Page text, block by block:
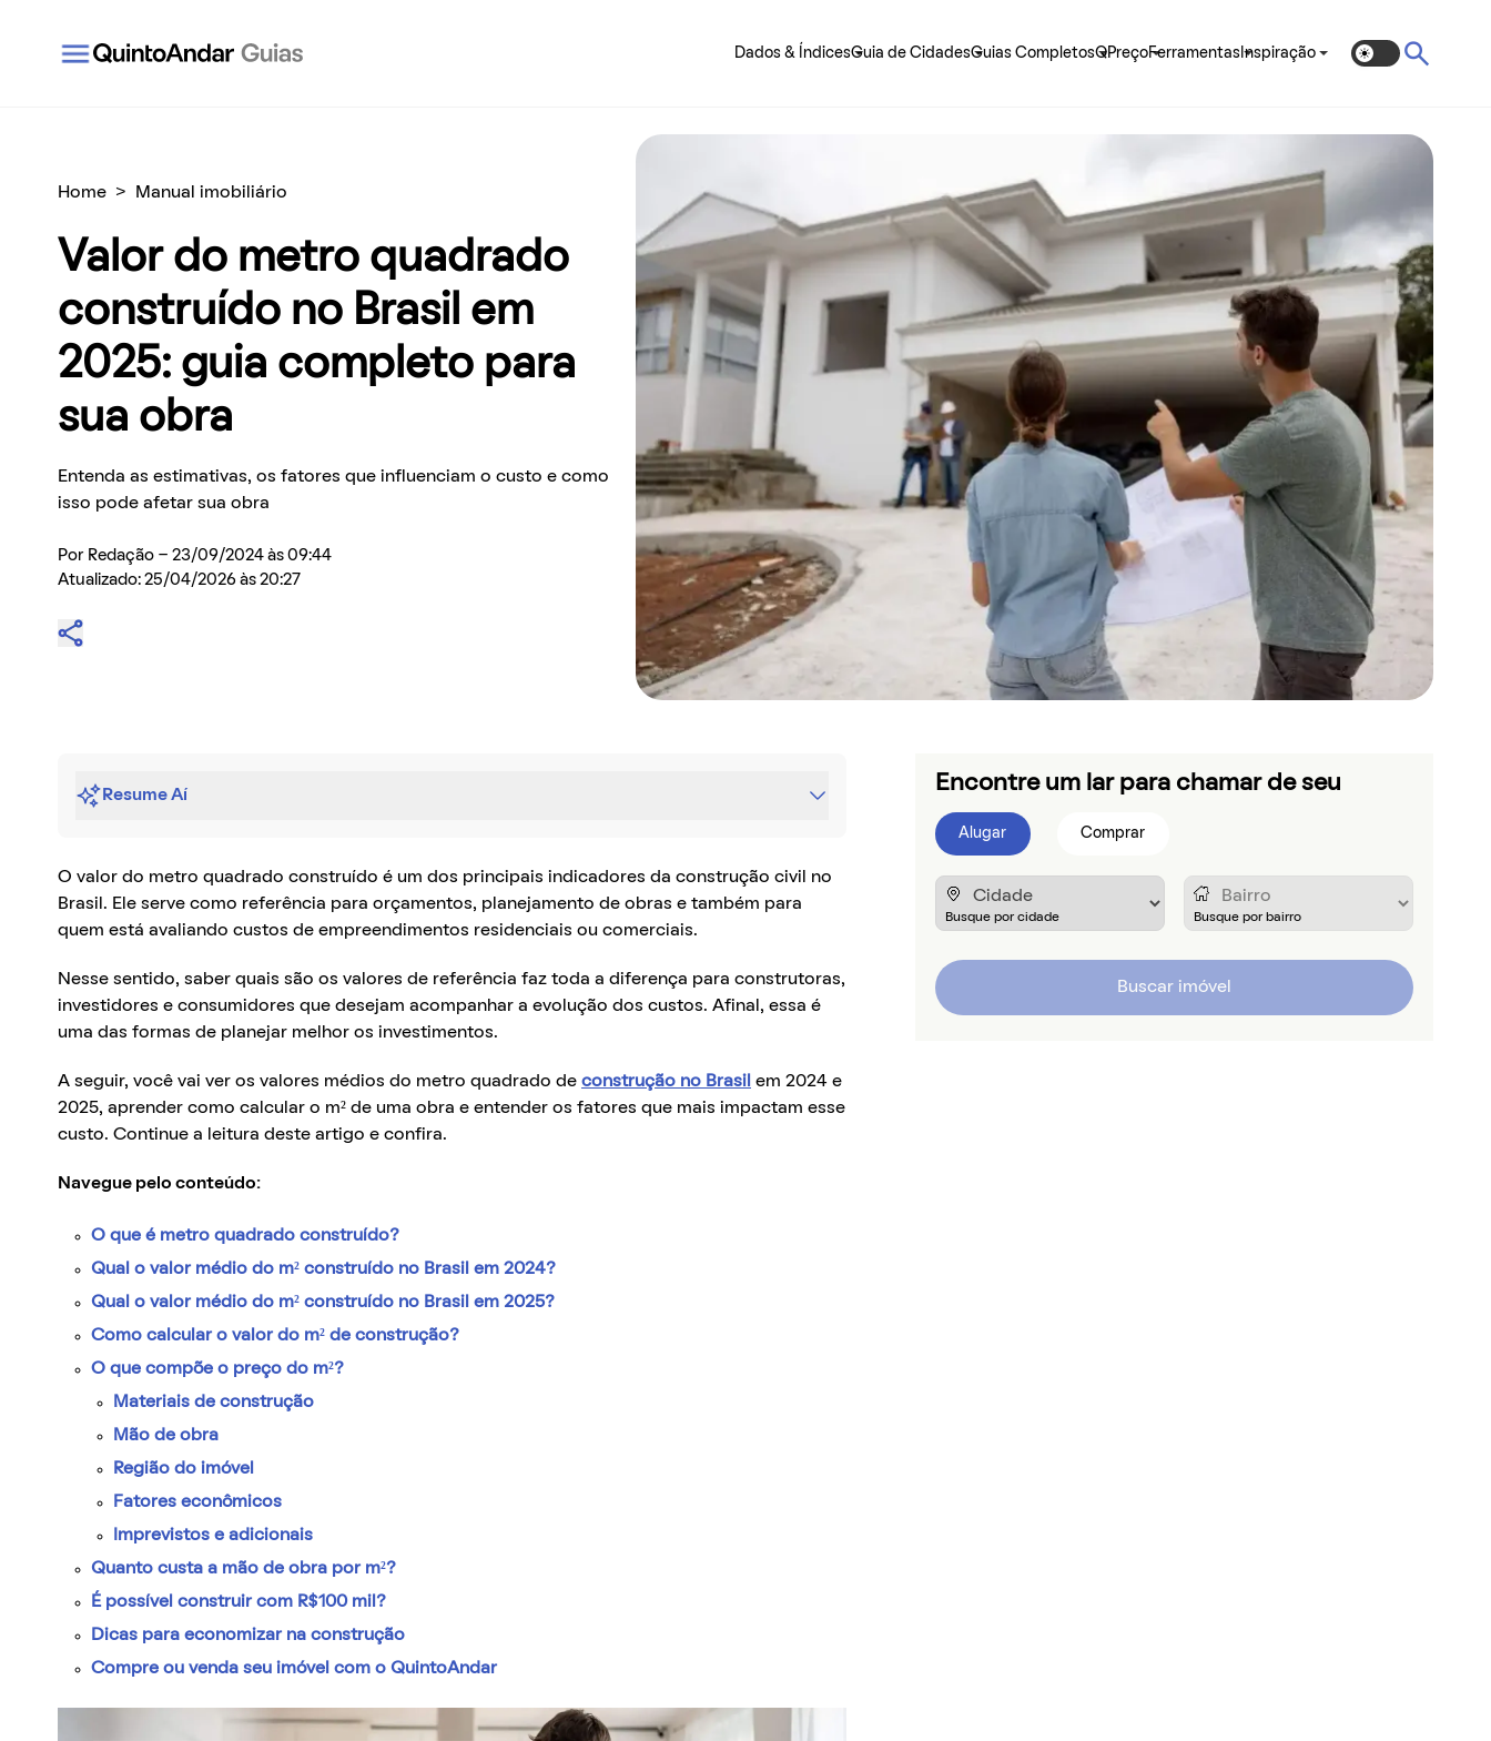
Dados & ÍndicesGuia de CidadesGuias CompletosQPreçoFerramentas Inspiração
Home > Manual imobiliário
Valor do metro quadrado
construído no Brasil em
2025: guia completo para
sua obra
Entenda as estimativas, os fatores que influenciam o custo e como
isso pode afetar sua obra
Por Redação - 23/09/2024 às 09:44
Atualizado: 25/04/2026 às 20:27
Resume Aí
O valor do metro quadrado construído é um dos principais indicadores da construção civil no
Brasil. Ele serve como referência para orçamentos, planejamento de obras e também para
quem está avaliando custos de empreendimentos residenciais ou comerciais.
Nesse sentido, saber quais são os valores de referência faz toda a diferença para construtoras,
investidores e consumidores que desejam acompanhar a evolução dos custos. Afinal, essa é
uma das formas de planejar melhor os investimentos.
A seguir, você vai ver os valores médios do metro quadrado de construção no Brasil
em 2024 e
2025, aprender como calcular o m² de uma obra e entender os fatores que mais impactam esse
custo. Continue a leitura deste artigo e confira.
Navegue pelo conteúdo:
O que é metro quadrado construído?
Qual o valor médio do m² construído no Brasil em 2024?
Qual o valor médio do m² construído no Brasil em 2025?
Como calcular o valor do m² de construção?
O que compõe o preço do m²?
Materiais de construção
Mão de obra
Região do imóvel
Fatores econômicos
Imprevistos e adicionais
Quanto custa a mão de obra por m²?
É possível construir com R$100 mil?
Dicas para economizar na construção
Compre ou venda seu imóvel com o QuintoAndar
Encontre um lar para chamar de seu
Alugar Comprar
Buscar imóvel